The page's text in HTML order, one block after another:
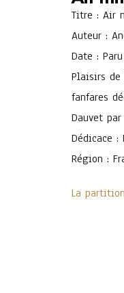
Titre : Air
Auteur :
Date :
Plaisirs de
fanfares
Dauvet
Dédicace :
Région :
La partition